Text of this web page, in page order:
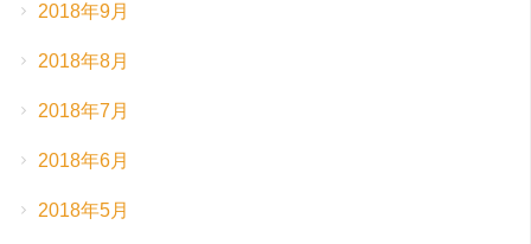
2018年9月
2018年8月
2018年7月
2018年6月
2018年5月